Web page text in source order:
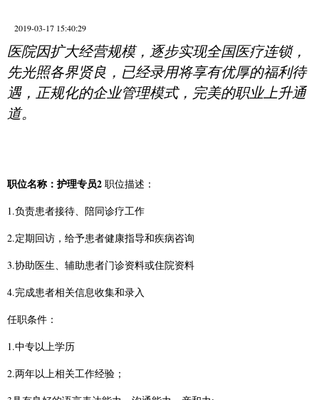
2019-03-17 15:40:29
医院因扩大经营规模，逐步实现全国医疗连锁，
先光照各界贤良，已经录用将享有优厚的福利待
遇，正规化的企业管理模式，完美的职业上升通
道。
职位名称：护理专员2 职位描述：
1.负责患者接待、陪同诊疗工作
2.定期回访，给予患者健康指导和疾病咨询
3.协助医生、辅助患者门诊资料或住院资料
4.完成患者相关信息收集和录入
任职条件：
1.中专以上学历
2.两年以上相关工作经验；